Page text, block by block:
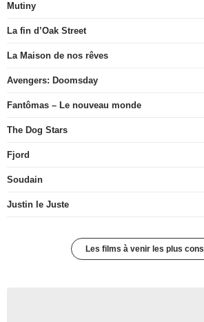
Mutiny
La fin d’Oak Street
La Maison de nos rêves
Avengers: Doomsday
Fantômas – Le nouveau monde
The Dog Stars
Fjord
Soudain
Justin le Juste
Les films à venir les plus